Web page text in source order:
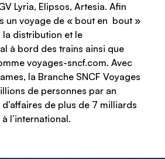
Lyria, Elipsos, Artesia. Afin
un voyage de « bout en bout »
la distribution et le
à bord des trains ainsi que
voyages-sncf.com. Avec
la Branche SNCF Voyages
de personnes par an
de plus de 7 milliards
l’international.